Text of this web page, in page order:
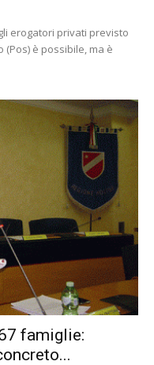
erogatori privati previsto
è possibile, ma è
famiglie: